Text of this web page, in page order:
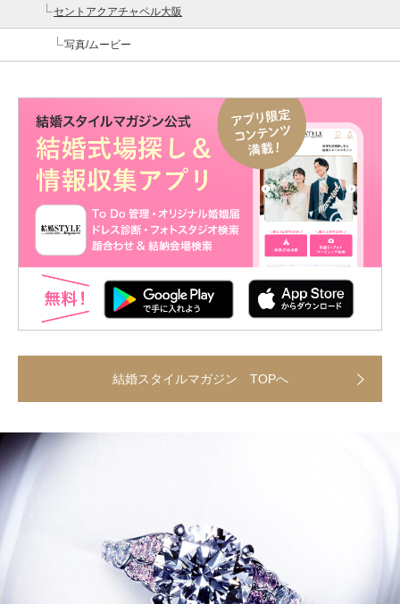
セントアクアチャペル大阪
写真/ムービー
結婚スタイルマガジン TOPへ